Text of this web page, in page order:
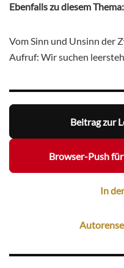
Ebenfalls zu diesem Thema:
Vom Sinn und Unsinn der
Aufruf: Wir suchen
Beitrag zur
Browser-Push
In